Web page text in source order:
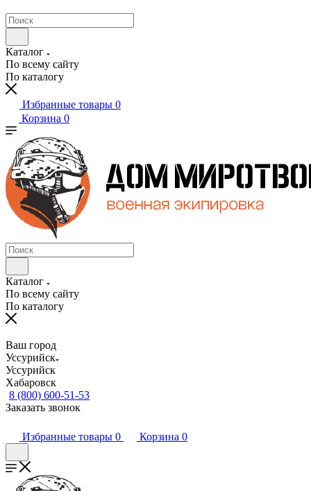
Каталог
По всему сайту
По каталогу
Избранные товары 0
Корзина 0
Каталог
По всему сайту
По каталогу
Ваш город
Уссурийск
Уссурийск
Хабаровск
8 (800) 600-51-53
Заказать звонок
Избранные товары 0 Корзина 0